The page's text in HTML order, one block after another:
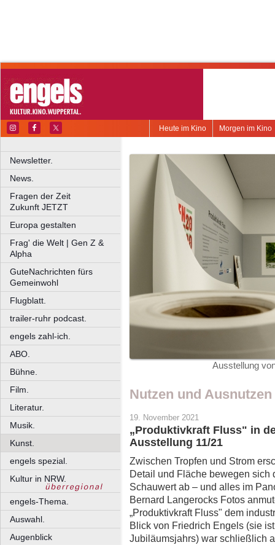
Morgen im Kino
Heute im Kino
Newsletter.
News.
Fragen der Zeit
Zukunft JETZT
Europa gestalten
Frag' die Welt | Gen Z &
Alpha
GuteNachrichten fürs
Gemeinwohl
Flugblatt.
trailer-ruhr podcast.
engels zahl-ich.
ABO.
Bühne.
Film.
Literatur.
Musik.
Kunst.
engels spezial.
Kultur in NRW.
engels-Thema.
Auswahl.
Augenblick
Ausstellung
Nutzen und
19. November 2021
„Produktivkraft Fluss" in
Ausstellung 11/21
Zwischen Tropfen und Strom
Detail und Fläche bewegen
Schauwert ab – und alles im
Bernard Langerocks Fotos
„Produktivkraft Fluss" dem
Blick von Friedrich Engels (sie
Jubiläumsjahrs) war schließlich